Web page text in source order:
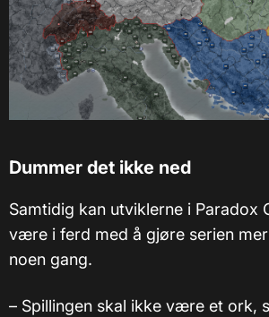
Dummer det ikke ned
Samtidig kan utviklerne i Paradox
være i ferd med å gjøre serien
noen gang.
– Spillingen skal ikke være et ork,